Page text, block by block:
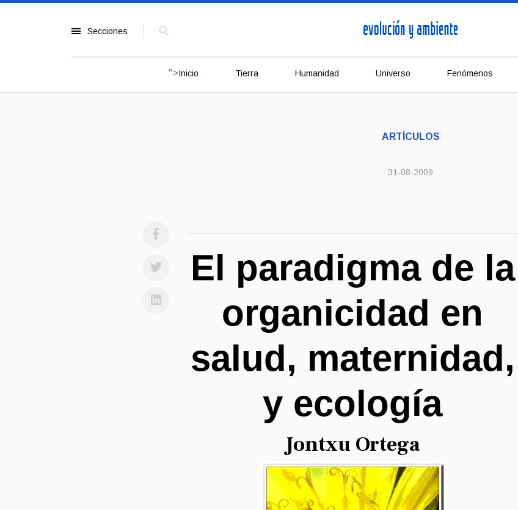
Secciones
">Inicio Tierra Humanidad Universo Fenómenos
ARTÍCULOS
31-08-2009
El paradigma de la
organicidad en
salud, maternidad,
y ecología
Jontxu Ortega